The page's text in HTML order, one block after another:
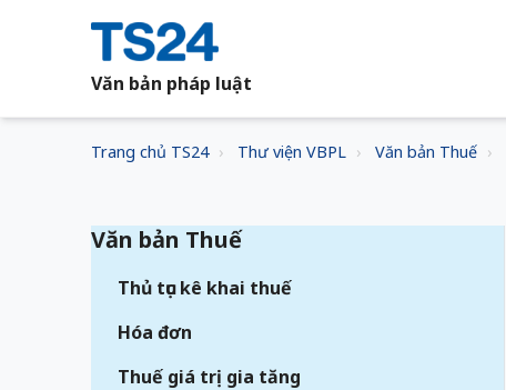
Văn bản pháp luật
Trang chủ TS24 Thư viện VBPL Văn bản Thuế
Văn bản Thuế
Thủ tục kê khai thuế
Hóa đơn
Thuế giá trị gia tăng